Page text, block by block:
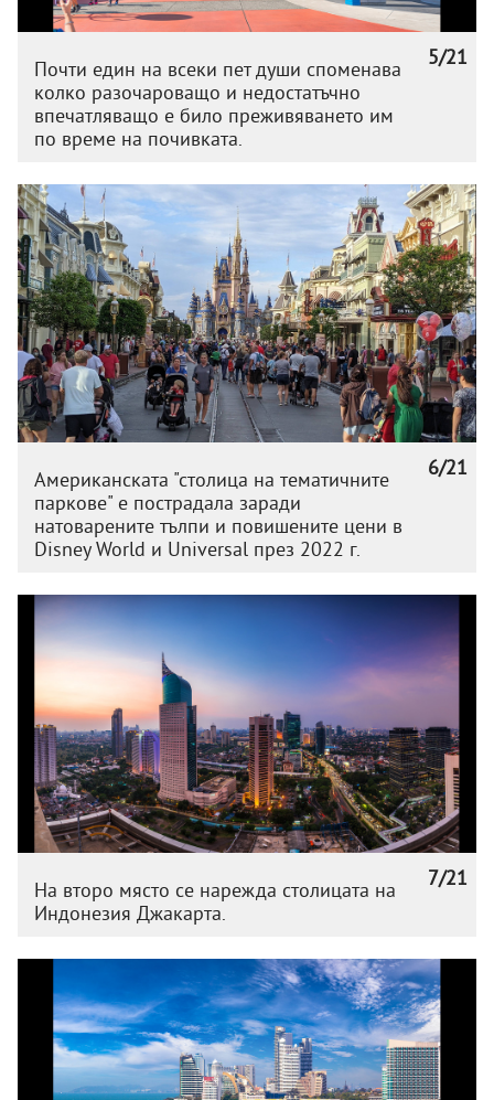
5/21
Почти един на всеки пет души споменава
колко разочароващо и недостатъчно
впечатляващо е било преживяването им
по време на почивката.
6/21
Американската "столица на тематичните
паркове" е пострадала заради
натоварените тълпи и повишените цени в
Disney World и Universal през 2022 г.
7/21
На второ място се нарежда столицата на
Индонезия Джакарта.